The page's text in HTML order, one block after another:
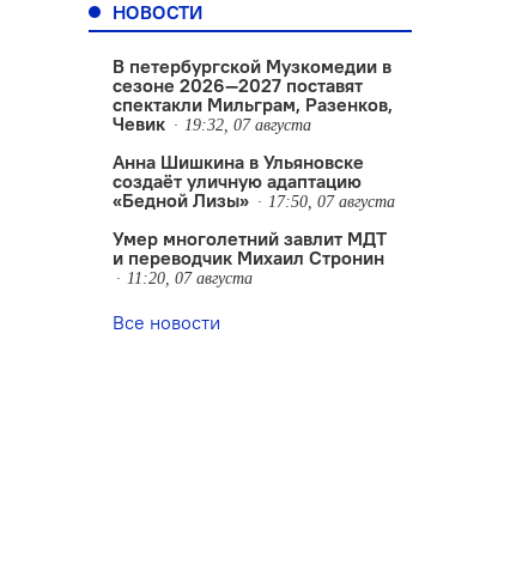
НОВОСТИ
В петербургской Музкомедии в
сезоне 2026—2027 поставят
спектакли Мильграм, Разенков,
Чевик
19:32, 07 августа
Анна Шишкина в Ульяновске
создаëт уличную адаптацию
«Бедной Лизы»
17:50, 07 августа
Умер многолетний завлит МДТ
и переводчик Михаил Стронин
11:20, 07 августа
Все новости